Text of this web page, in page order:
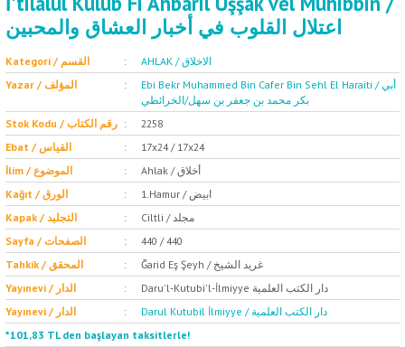
اعتلال القلوب في أخبار العشاق والمحبين
Kategori / القسم
AHLAK / الاخلاق
Yazar / المؤلف
Ebi Bekr Muhammed Bin Cafer Bin Sehl El Haraiti / أبي
بكر محمد بن جعفر بن سهل/الخرائطي
Stok Kodu / رقم الكتاب
2258
Ebat / القياس
17x24 / 17x24
İlim / الموضوع
Ahlak / أخلاق
Kağıt / الورق
1.Hamur / ابيض
Kapak / التجليد
Ciltli / مجلد
Sayfa / الصفحات
440 / 440
Tahkik / المحقق
Ğarid Eş Şeyh / غريد الشيخ
Yayınevi / الدار
Daru'l-Kutubi'l-İlmiyye دار الكتب العلمية
Yayınevi / الدار
Darul Kutubil İlmiyye / دار الكتب العلمية
*101,83 TL den başlayan taksitlerle!